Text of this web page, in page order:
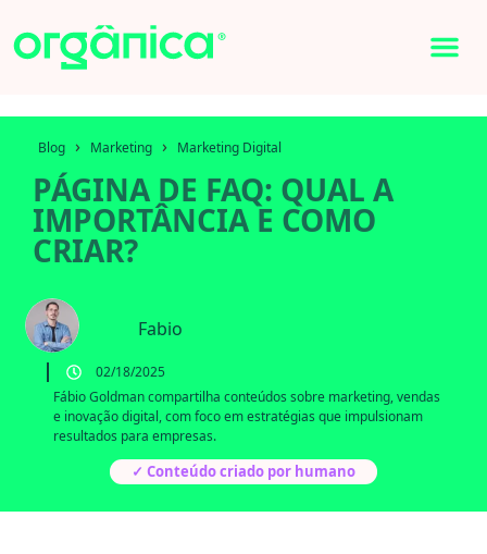
Blog › Marketing › Marketing Digital
PÁGINA DE FAQ: QUAL A
IMPORTÂNCIA E COMO
CRIAR?
Fabio
02/18/2025
Fábio Goldman compartilha conteúdos sobre marketing, vendas
e inovação digital, com foco em estratégias que impulsionam
resultados para empresas.
✓ Conteúdo criado por humano